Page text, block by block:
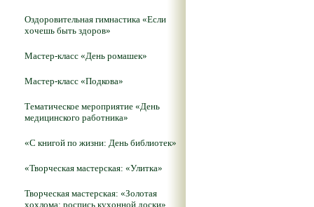
Оздоровительная гимнастика «Если
хочешь быть здоров»
Мастер-класс «День ромашек»
Мастер-класс «Подкова»
Тематическое мероприятие «День
медицинского работника»
«С книгой по жизни: День библиотек»
«Творческая мастерская: «Улитка»
Творческая мастерская: «Золотая
хохлома: роспись кухонной доски»